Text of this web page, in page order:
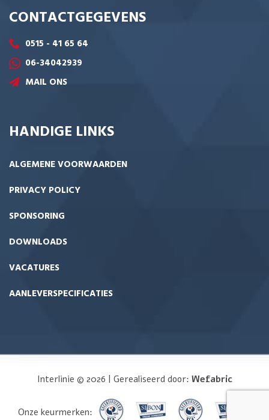
CONTACTGEGEVENS
0515 - 41 65 64
06-34042939
MAIL ONS
HANDIGE LINKS
ALGEMENE VOORWAARDEN
PRIVACY POLICY
SPONSORING
DOWNLOADS
VACATURES
AANLEVERSPECIFICATIES
Interlinie © 2026 | Gerealiseerd door: Wefabric
Onze keurmerken: